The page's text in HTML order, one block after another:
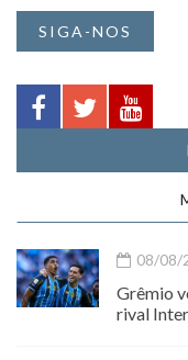
SIGA-NOS
08/08/
Grêmio
rival